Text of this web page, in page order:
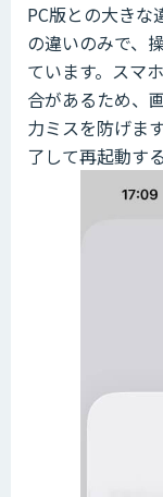
PC版との大きな
の違いのみで、
ています。スマ
合があるため、
力ミスを防げま
了して再起動す